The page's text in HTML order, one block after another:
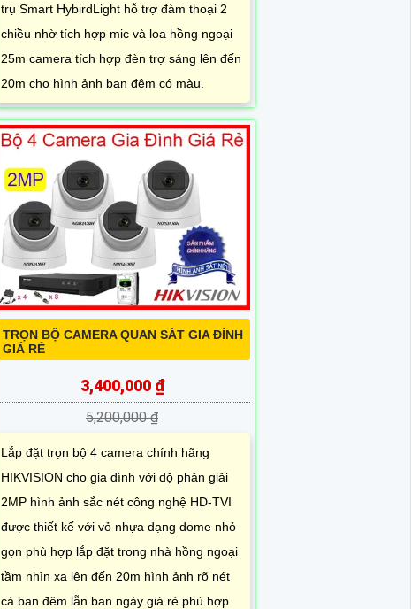
trụ Smart HybirdLight hỗ trợ đàm thoại 2
chiều nhờ tích hợp mic và loa hồng ngoại
25m camera tích hợp đèn trợ sáng lên đến
20m cho hình ảnh ban đêm có màu.
TRỌN BỘ CAMERA QUAN SÁT GIA ĐÌNH
GIÁ RẺ
3,400,000 ₫
5,200,000 ₫
Lắp đặt trọn bộ 4 camera chính hãng
HIKVISION cho gia đình với độ phân giải
2MP hình ảnh sắc nét công nghệ HD-TVI
được thiết kế với vỏ nhựa dạng dome nhỏ
gọn phù hợp lắp đặt trong nhà hồng ngoại
tầm nhìn xa lên đến 20m hình ảnh rõ nét
cả ban đêm lẫn ban ngày giá rẻ phù hợp